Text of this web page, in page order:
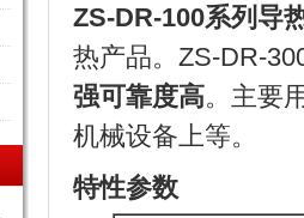
ZS-DR-100系列导
热产品。ZS-DR-
强可靠度高。主要
机械设备上等。
特性参数